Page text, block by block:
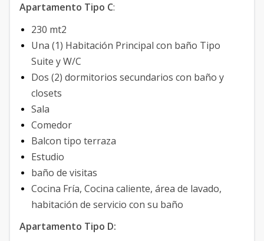
Apartamento Tipo C:
230 mt2
Una (1) Habitación Principal con baño Tipo
Suite y W/C
Dos (2) dormitorios secundarios con baño y
closets
Sala
Comedor
Balcon tipo terraza
Estudio
baño de visitas
Cocina Fría, Cocina caliente, área de lavado,
habitación de servicio con su baño
Apartamento Tipo D: